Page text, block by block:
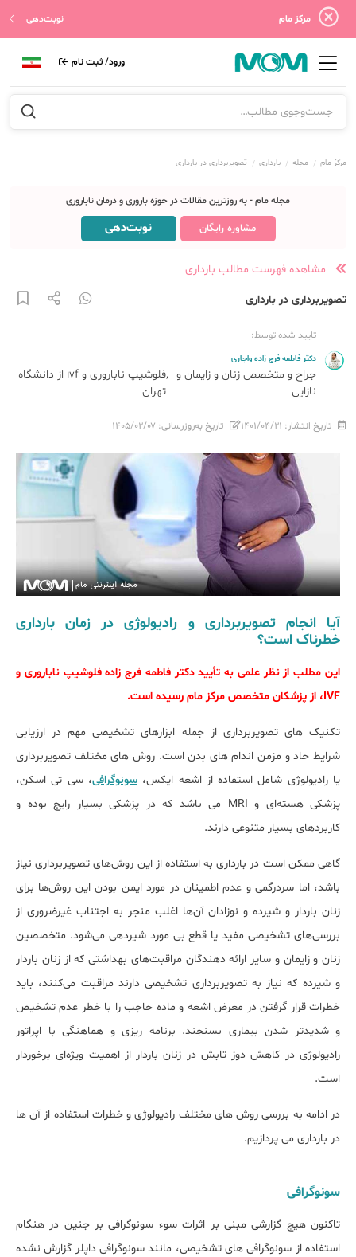
مرکز مام نوبت‌دهی
ورود/ ثبت نام
مرکز مام مجله بارداری تصویر‌برداری در بارداری
مجله مام - به روزترین مقالات در حوزه باروری و درمان ناباروری
مشاوره رایگان نوبت‌دهی
مشاهده فهرست مطالب بارداری
تصویر‌برداری در بارداری
تایید شده توسط:
دکتر فاطمه فرج زاده واجاری
جراح و متخصص زنان و زایمان و
نازایی
فلوشیپ ناباروری و ivf از دانشگاه
تهران
تاریخ انتشار: ۱۴۰۱/۰۴/۲۱ تاریخ به‌روزرسانی: ۱۴۰۵/۰۲/۰۷
آیا انجام تصویربرداری و رادیولوژی در زمان بارداری
خطرناک است؟
این مطلب از نظر علمی به تأیید دکتر فاطمه فرج زاده فلوشیپ ناباروری و
IVF، از پزشکان متخصص مرکز مام رسیده است.
تکنیک های تصویربرداری از جمله ابزار‌های تشخیصی مهم در ارزیابی
شرایط حاد و مزمن اندام های بدن است. روش های مختلف تصویربرداری
یا رادیولوژی شامل استفاده از اشعه ایکس،سونوگرافی، سی تی اسکن،
پزشکی هسته‌ای و MRI می باشد که در پزشکی بسیار رایج بوده و
کاربرد‌های بسیار متنوعی دارند.
گاهی ممکن است در بارداری به استفاده از این روش‌های تصویربرداری نیاز
باشد، اما سردرگمی و عدم اطمینان در مورد ایمن بودن این روش‌ها برای
زنان باردار و شیرده و نوزادان آن‌ها اغلب منجر به اجتناب غیرضروری از
بررسی‌های تشخیصی مفید یا قطع بی مورد شیردهی می‌شود. متخصصین
زنان و زایمان و سایر ارائه دهندگان مراقبت‌های بهداشتی که از زنان باردار
و شیرده که نیاز به تصویربرداری تشخیصی دارند مراقبت می‌کنند، باید
خطرات قرار گرفتن در معرض اشعه و ماده حاجب را با خطر عدم تشخیص
و شدیدتر شدن بیماری بسنجند. برنامه ریزی و هماهنگی با اپراتور
رادیولوژی در کاهش دوز تابش در زنان باردار از اهمیت ویژه‌ای برخوردار
است.
در ادامه به بررسی روش های مختلف رادیولوژی و خطرات استفاده از آن ها
در بارداری می پردازیم.
سونوگرافی
تاکنون هیچ گزارشی مبنی بر اثرات سوء سونوگرافی بر جنین در هنگام
استفاده از سونوگرافی های تشخیصی، مانند سونوگرافی داپلر گزارش نشده